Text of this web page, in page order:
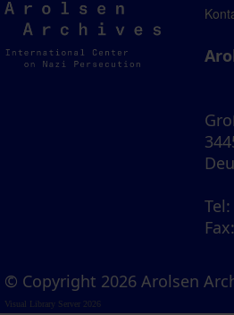
Arolsen
Archives
Tel
Fax
© Copyright 2026 Arolsen
Visual Library Server 2026